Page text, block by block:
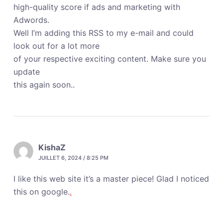
high-quality score if ads and marketing with
Adwords.
Well I’m adding this RSS to my e-mail and could
look out for a lot more
of your respective exciting content. Make sure you
update
this again soon..
KishaZ
JUILLET 6, 2024 / 8:25 PM
I like this web site it’s a master piece! Glad I noticed
this on google..